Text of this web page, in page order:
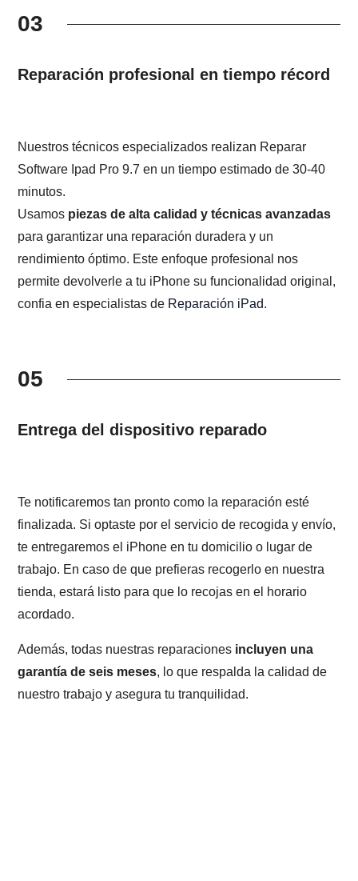
03
Reparación profesional en tiempo récord
Nuestros técnicos especializados realizan Reparar
Software Ipad Pro 9.7 en un tiempo estimado de 30-40
minutos.
Usamos piezas de alta calidad y técnicas avanzadas
para garantizar una reparación duradera y un
rendimiento óptimo. Este enfoque profesional nos
permite devolverle a tu iPhone su funcionalidad original,
confia en especialistas de Reparación iPad.
05
Entrega del dispositivo reparado
Te notificaremos tan pronto como la reparación esté
finalizada. Si optaste por el servicio de recogida y envío,
te entregaremos el iPhone en tu domicilio o lugar de
trabajo. En caso de que prefieras recogerlo en nuestra
tienda, estará listo para que lo recojas en el horario
acordado.
Además, todas nuestras reparaciones incluyen una
garantía de seis meses, lo que respalda la calidad de
nuestro trabajo y asegura tu tranquilidad.